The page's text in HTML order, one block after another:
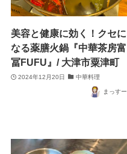
美容と健康に効く！クセに
なる薬膳火鍋『中華茶房富
冨FUFU』/ 大津市粟津町
2024年12月20日 中華料理
まっすー